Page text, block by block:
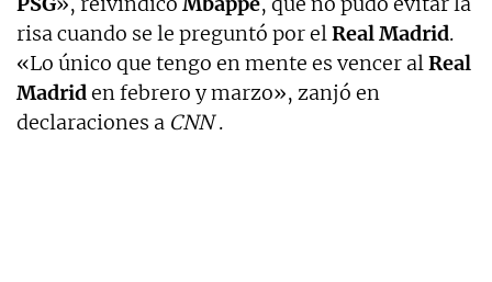
risa cuando se le preguntó por elReal Madrid.
«Lo único que tengo en mente es vencer alReal
Madriden febrero y marzo», zanjó en
declaraciones a CNN .